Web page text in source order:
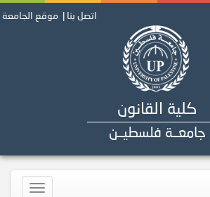
موقع الجامعة اتصل بنا |
كلية القانون
جامعــة فلسطيــن
Toggle